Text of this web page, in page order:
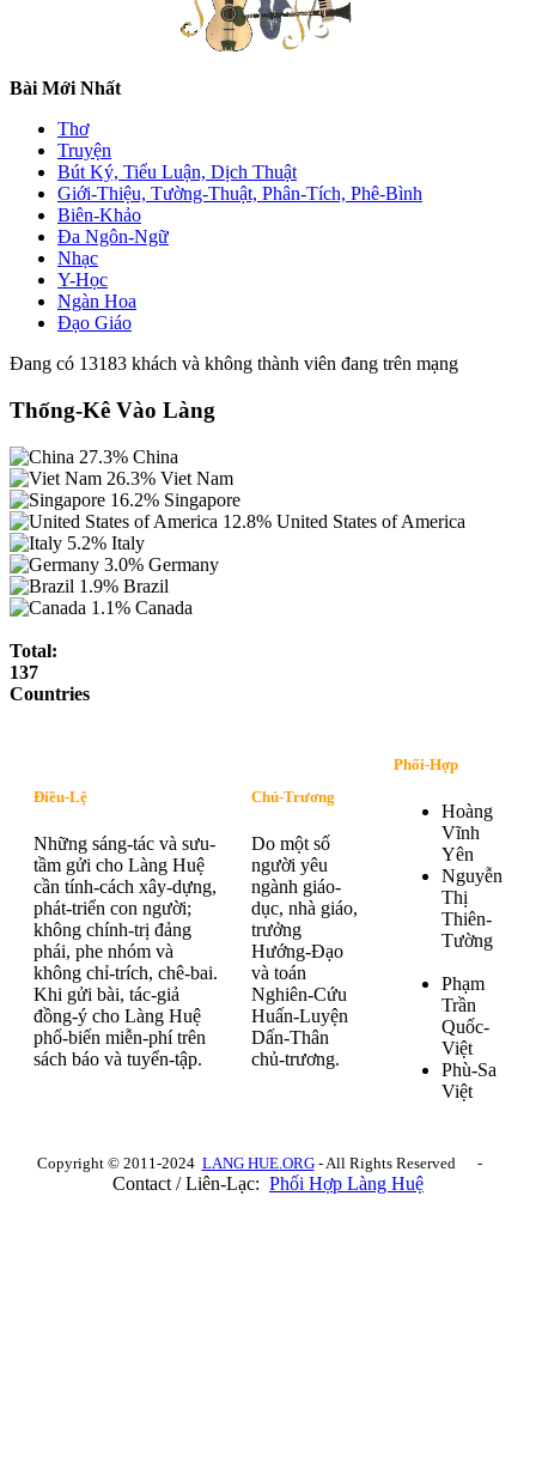
Bài Mới Nhất
Thơ
Truyện
Bút Ký, Tiểu Luận, Dịch Thuật
Giới-Thiệu, Tường-Thuật, Phân-Tích, Phê-Bình
Biên-Khảo
Đa Ngôn-Ngữ
Nhạc
Y-Học
Ngàn Hoa
Đạo Giáo
Đang có 13183 khách và không thành viên đang trên mạng
Thống-Kê Vào Làng
27.3% China
26.3% Viet Nam
16.2% Singapore
12.8% United States of America
5.2% Italy
3.0% Germany
1.9% Brazil
1.1% Canada
Total:
137
Countries
Điều-Lệ
Những sáng-tác và sưu-
tầm gửi cho Làng Huệ
cần tính-cách xây-dựng,
phát-triển con người;
không chính-trị đảng
phái, phe nhóm và
không chỉ-trích, chê-bai.
Khi gửi bài, tác-giả
đồng-ý cho Làng Huệ
phổ-biến miễn-phí trên
sách báo và tuyển-tập.
Chủ-Trương
Do một số
người yêu
ngành giáo-
dục, nhà giáo,
trưởng
Hướng-Đạo
và toán
Nghiên-Cứu
Huấn-Luyện
Dấn-Thân
chủ-trương.
Phối-Hợp
Hoàng
Vĩnh
Yên
Nguyễn
Thị
Thiên-
Tường
Phạm
Trần
Quốc-
Việt
Phù-Sa
Việt
Copyright © 2011-2024 LANG HUE.ORG- All Rights Reserved -
Contact / Liên-Lạc: Phối Hợp Làng Huệ